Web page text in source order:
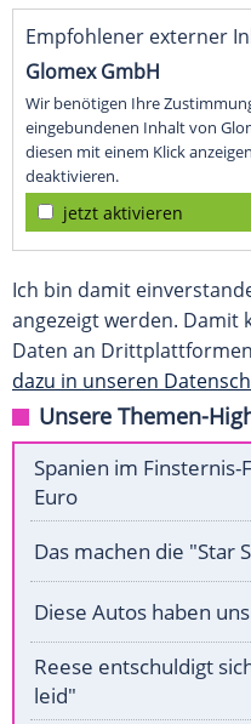
Empfohlener externer
Glomex GmbH
Wir benötigen Ihre
eingebundenen Inhalt von
diesen mit einem Klick
deaktivieren.
jetzt aktivieren
Ich bin damit
angezeigt werden. Damit
Daten an
dazu in unseren
Unsere Themen-
Spanien im
Euro
Das machen die "Star
Diese Autos haben
Reese entschuldigt
leid"